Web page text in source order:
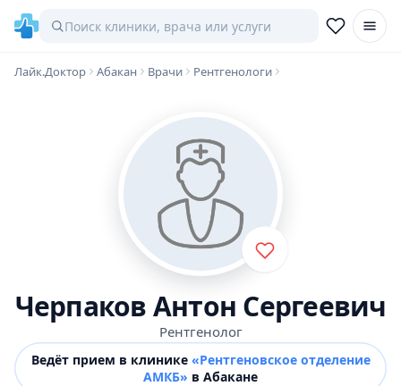
Лайк.Доктор Абакан Врачи Рентгенологи
Черпаков Антон Сергеевич
Рентгенолог
Ведёт прием в клинике «Рентгеновское отделение
АМКБ» в Абакане